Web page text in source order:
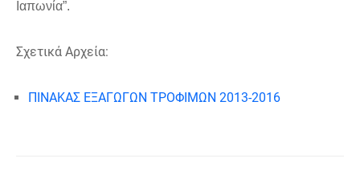
Ιαπωνία”.
Σχετικά Αρχεία:
ΠΙΝΑΚΑΣ ΕΞΑΓΩΓΩΝ ΤΡΟΦΙΜΩΝ 2013-2016